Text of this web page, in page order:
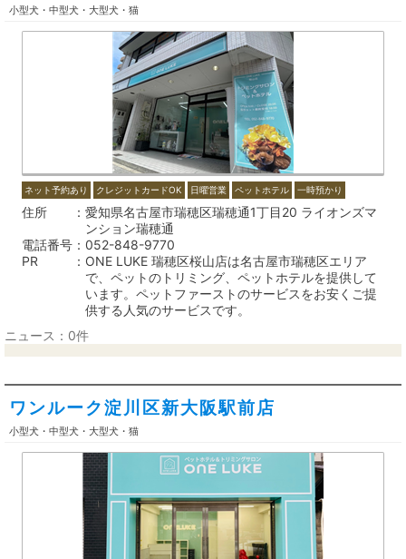
小型犬・中型犬・大型犬・猫
ネット予約あり クレジットカードOK 日曜営業 ペットホテル 一時預かり
住所
愛知県名古屋市瑞穂区瑞穂通1丁目20 ライオンズマ
ンション瑞穂通
電話番号
052-848-9770
PR
ONE LUKE 瑞穂区桜山店は名古屋市瑞穂区エリア
で、ペットのトリミング、ペットホテルを提供して
います。ペットファーストのサービスをお安くご提
供する人気のサービスです。
ニュース：0件
ワンルーク淀川区新大阪駅前店
小型犬・中型犬・大型犬・猫